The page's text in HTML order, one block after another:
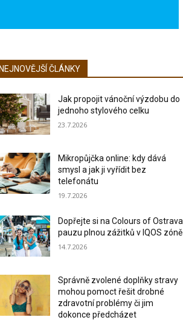
NEJNOVĚJŠÍ ČLÁNKY
Jak propojit vánoční výzdobu do
jednoho stylového celku
23.7.2026
Mikropůjčka online: kdy dává
smysl a jak ji vyřídit bez
telefonátu
19.7.2026
Dopřejte si na Colours of Ostrava
pauzu plnou zážitků v IQOS zóně
14.7.2026
Správně zvolené doplňky stravy
mohou pomoct řešit drobné
zdravotní problémy či jim
dokonce předcházet